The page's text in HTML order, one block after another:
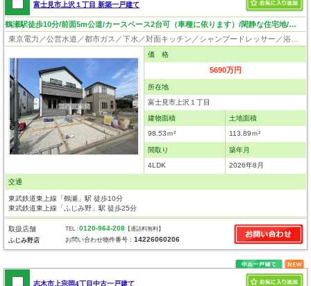
富士見市上沢１丁目 新築一戸建て
鶴瀬駅徒歩10分/前面5m公道/カースペース2台可（車種に依ります）/閑静な住宅地/住環境良好
価 格
5690万円
所在地
富士見市上沢１丁目
建物面積
98.53ｍ²
土地面積
113.89ｍ²
間取り
4LDK
築年月
2026年8月
交通
東武鉄道東上線「鶴瀬」駅 徒歩10分
東武鉄道東上線「ふじみ野」駅 徒歩25分
取扱店舗
ふじみ野店
TEL :0120-964-208 【通話料無料】
お問い合わせ物件番号：14226060206
志木市上宗岡4丁目中古一戸建て